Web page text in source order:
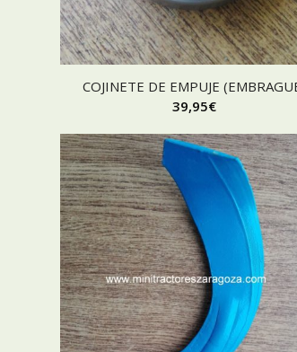
COJINETE DE EMPUJE
39,95€